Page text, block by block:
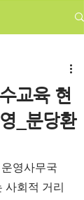
교육 현
_분당환
영사무국
사회적 거리